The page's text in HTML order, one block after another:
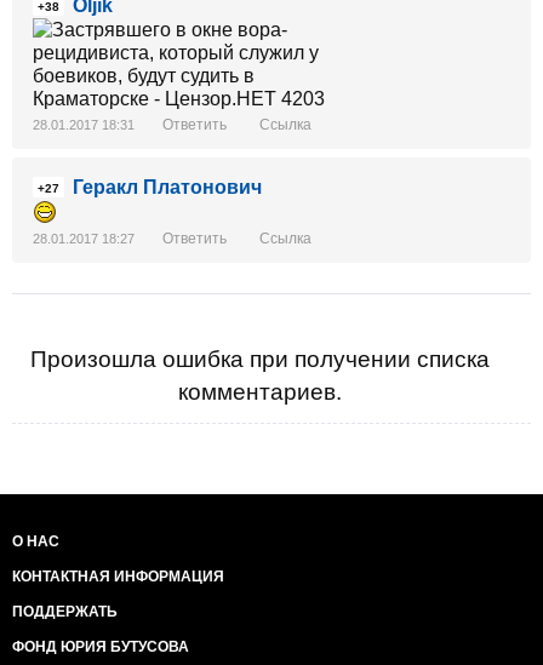
+38 Oljik
28.01.2017 18:31 Ответить Ссылка
+27 Геракл Платонович
28.01.2017 18:27 Ответить Ссылка
Произошла ошибка при получении списка
комментариев.
О НАС
КОНТАКТНАЯ ИНФОРМАЦИЯ
ПОДДЕРЖАТЬ
ФОНД ЮРИЯ БУТУСОВА